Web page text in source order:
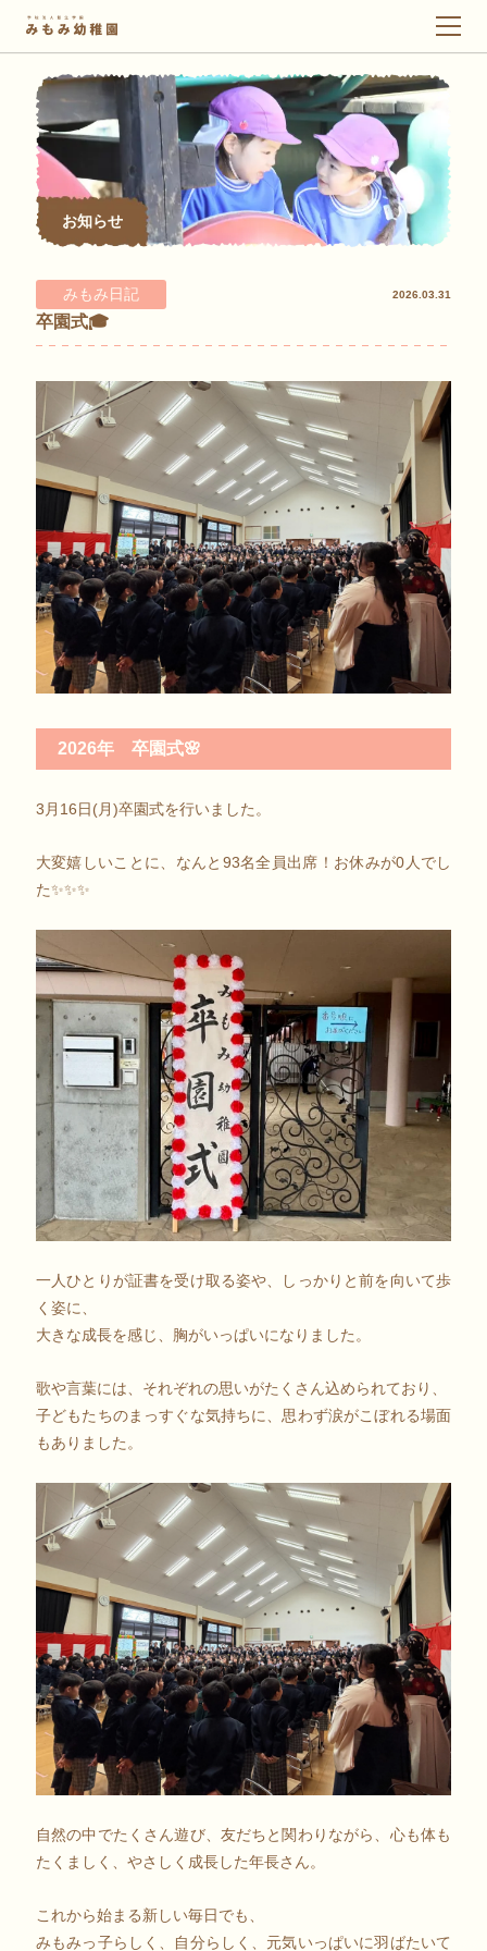
メ
お知らせ
卒園式🎓
みもみ日記 2026.03.31
2026年 卒園式🌸
3月16日(月)卒園式を行いました。
大変嬉しいことに、なんと93名全員出席！お休みが0人でし
た✨✨✨
一人ひとりが証書を受け取る姿や、しっかりと前を向いて歩
く姿に、
大きな成長を感じ、胸がいっぱいになりました。
歌や言葉には、それぞれの思いがたくさん込められており、
子どもたちのまっすぐな気持ちに、思わず涙がこぼれる場面
もありました。
自然の中でたくさん遊び、友だちと関わりながら、心も体も
たくましく、やさしく成長した年長さん。
これから始まる新しい毎日でも、
みもみっ子らしく、自分らしく、元気いっぱいに羽ばたいて